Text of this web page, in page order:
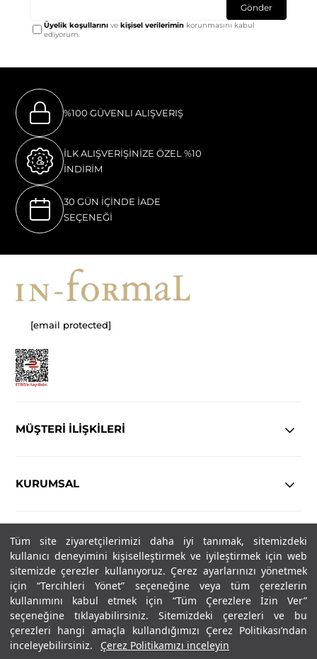
Tüm site ziyaretçilerimizi daha iyi tanımak, sitemizdeki
kullanıcı deneyimini kişiselleştirmek ve iyileştirmek için web
sitemizde çerezler kullanıyoruz. Çerez ayarlarınızı yönetmek
için “Tercihleri Yönet” seçeneğine veya tüm çerezlerin
kullanımını kabul etmek için “Tüm Çerezlere İzin Ver”
seçeneğine tıklayabilirsiniz. Sitemizdeki çerezleri ve bu
çerezleri hangi amaçla kullandığımızı Çerez Politikası’ndan
inceleyebilirsiniz.
Çerez Politikamızı inceleyin
Gönder
Üyelik koşullarını vekişisel verilerimin korunmasını kabul
ediyorum.
%100 GÜVENLI ALIŞVERIŞ
İLK ALIŞVERİŞİNİZE ÖZEL %10
İNDİRİM
30 GÜN İÇİNDE İADE
SEÇENEĞİ
[email protected]
MÜŞTERİ İLİŞKİLERİ
KURUMSAL
YASAL
Copyright© 2025 IN-FORMAL Tüm hakları saklıdır.
SOSYAL MEDYA